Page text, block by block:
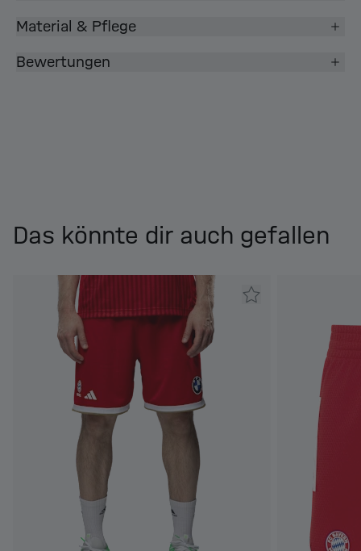
Material & Pflege
Bewertungen
Das könnte dir auch gefallen